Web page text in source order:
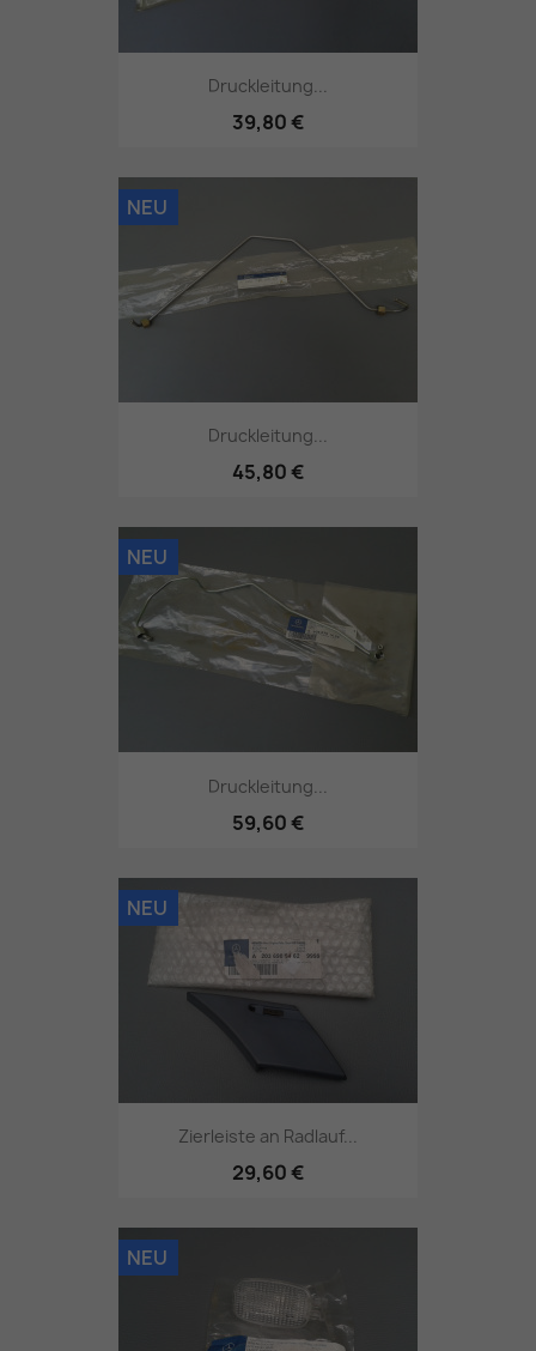
Druckleitung...
39,80 €
Druckleitung...
45,80 €
NEU
Druckleitung...
59,60 €
NEU
Zierleiste an Radlauf...
29,60 €
NEU
NEU